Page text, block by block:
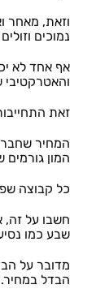
וזאת, מאחר
נמוכים
אף אחד לא
והאטרקטיבי
זאת
המחיר
המון גורמים
כל קבוצה
חשבו על זה,
שבע כמו
מדובר על
הבדל במחיר.